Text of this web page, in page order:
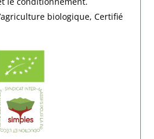
biologique, Certifié